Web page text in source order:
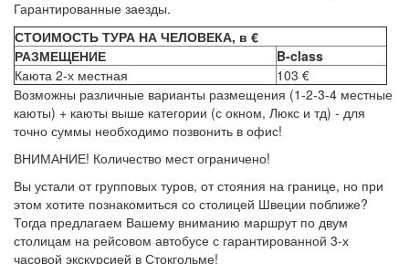
Гарантированные заезды.
СТОИМОСТЬ ТУРА НА ЧЕЛОВЕКА, в €
РАЗМЕЩЕНИЕ
B-class
Каюта 2-х местная
103 €
Возможны различные варианты размещения (1-2-3-4 местные
каюты) + каюты выше категории (с окном, Люкс и тд) - для
точно суммы необходимо позвонить в офис!
ВНИМАНИЕ! Количество мест ограничено!
Вы устали от групповых туров, от стояния на границе, но при
этом хотите познакомиться со столицей Швеции поближе?
Тогда предлагаем Вашему вниманию маршрут по двум
столицам на рейсовом автобусе с гарантированной 3-х
часовой экскурсией в Стокгольме!